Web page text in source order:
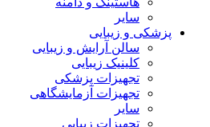
سایر
پزشکی و زیبایی
سالن آرایش و زیبایی
کلینیک زیبایی
تجهیزات پزشکی
تجهیزات آزمایشگاهی
سایر
تجهیزات زیبایی